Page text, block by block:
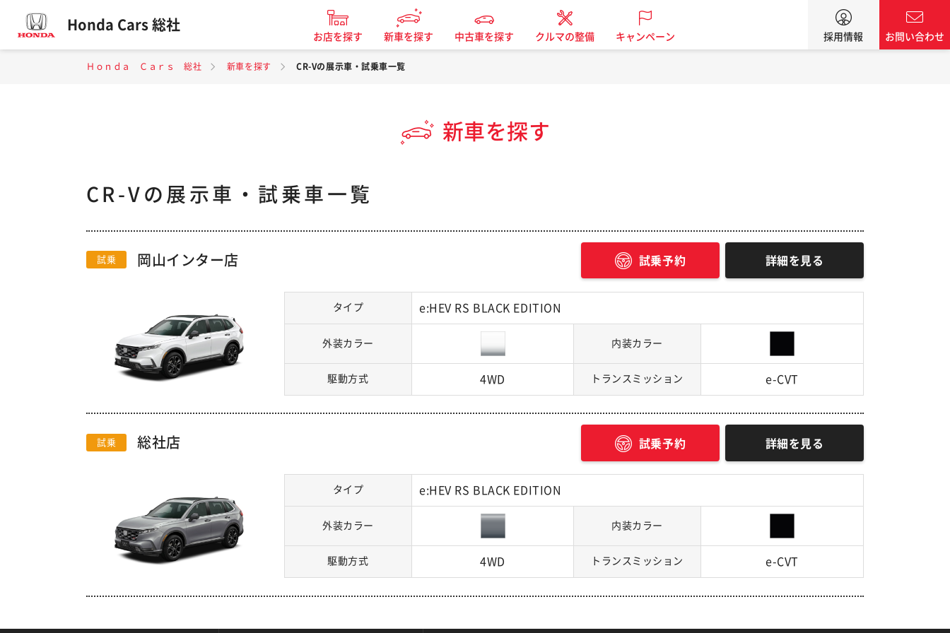
Honda Cars 総社
お店を探す 新車を探す 中古車を探す クルマの整備 キャンペーン 採用情報 お問い合わせ
Ｈｏｎｄａ Ｃａｒｓ 総社 新車を探す CR-Vの展示車・試乗車一覧
新車を探す
CR-Vの展示車・試乗車一覧
試乗 岡山インター店
タイプ e:HEV RS BLACK EDITION
外装カラー 内装カラー
駆動方式 4WD トランスミッション e-CVT
試乗予約 詳細を見る
試乗 総社店
タイプ e:HEV RS BLACK EDITION
外装カラー 内装カラー
駆動方式 4WD トランスミッション e-CVT
試乗予約 詳細を見る